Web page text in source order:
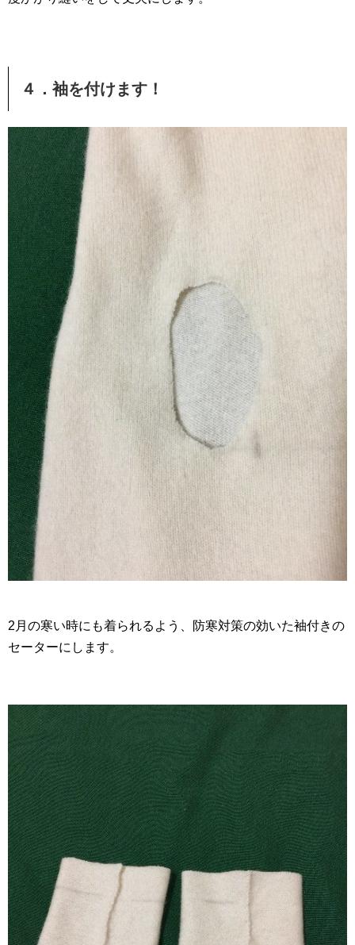
４．袖を付けます！
2月の寒い時にも着られるよう、防寒対策の効いた袖付きの
セーターにします。